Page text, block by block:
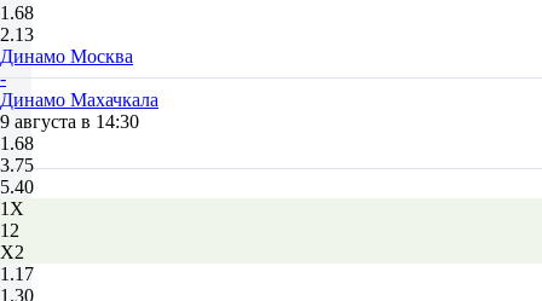
1.68
2.13
Динамо Москва
-
Динамо Махачкала
9 августа в 14:30
1.68
3.75
5.40
1X
12
X2
1.17
1.30